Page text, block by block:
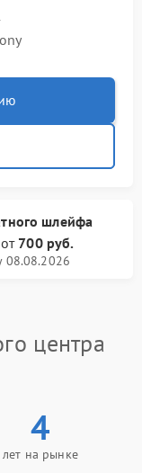
шлейфа
от 700 руб.
08.08.2026
центра
4
лет на рынке